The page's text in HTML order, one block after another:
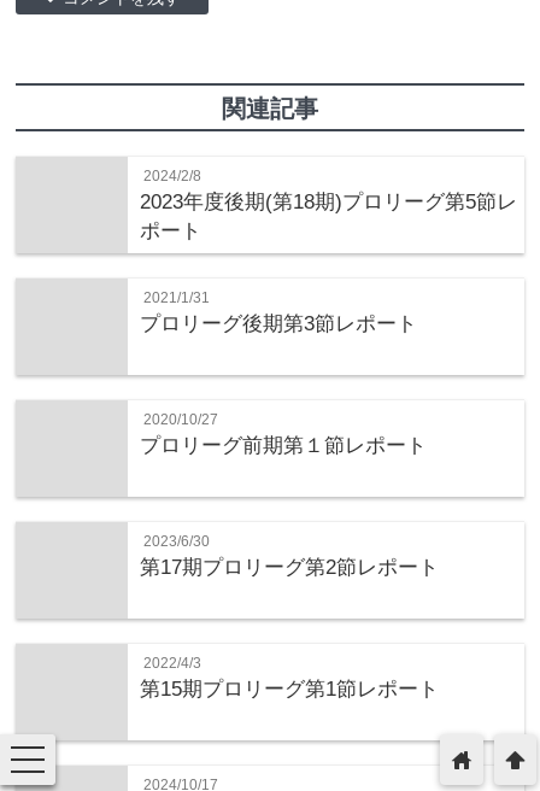
関連記事
2024/2/8
2023年度後期(第18期)プロリーグ第5節レ
ポート
2021/1/31
プロリーグ後期第3節レポート
2020/10/27
プロリーグ前期第１節レポート
2023/6/30
第17期プロリーグ第2節レポート
2022/4/3
第15期プロリーグ第1節レポート
2024/10/17
toggle
navigation
arrowup
home